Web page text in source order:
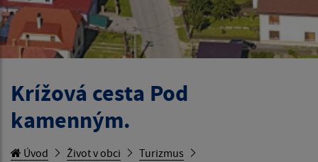
Krížová cesta Pod
kamenným.
Úvod Život v obci
Turizmus